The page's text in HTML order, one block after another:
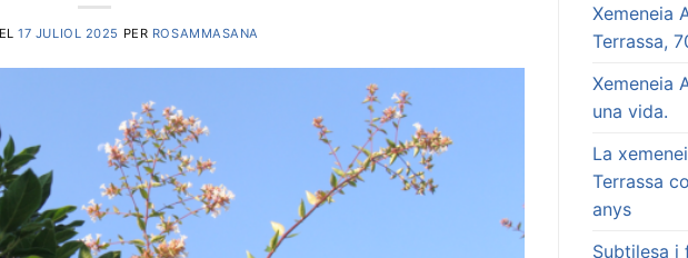
17 JULIOL 2025 PER ROSAMMASANA
Xemeneia
Terrassa,
Xemeneia
una vida.
La
Terrassa
anys
Subtilesa i